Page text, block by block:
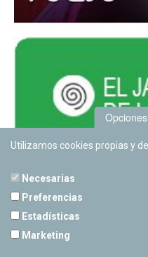
Utilizamos cookies propias y
Necesarias
Preferencias
Estadísticas
Marketing